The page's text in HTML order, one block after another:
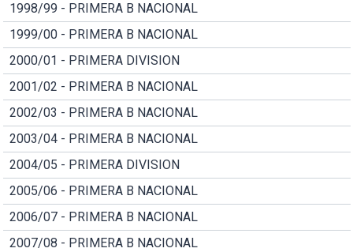
1998/99 - PRIMERA B NACIONAL
1999/00 - PRIMERA B NACIONAL
2000/01 - PRIMERA DIVISION
2001/02 - PRIMERA B NACIONAL
2002/03 - PRIMERA B NACIONAL
2003/04 - PRIMERA B NACIONAL
2004/05 - PRIMERA DIVISION
2005/06 - PRIMERA B NACIONAL
2006/07 - PRIMERA B NACIONAL
2007/08 - PRIMERA B NACIONAL